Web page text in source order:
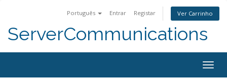
Português Entrar Registar Ver Carrinho
ServerCommunications